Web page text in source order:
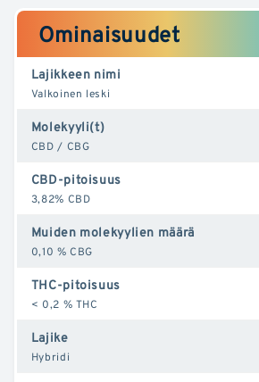
Ominaisuudet
Lajikkeen nimi
Valkoinen leski
Molekyyli(t)
CBD / CBG
CBD-pitoisuus
3,82% CBD
Muiden molekyylien määrä
0,10 % CBG
THC-pitoisuus
< 0,2 % THC
Lajike
Hybridi